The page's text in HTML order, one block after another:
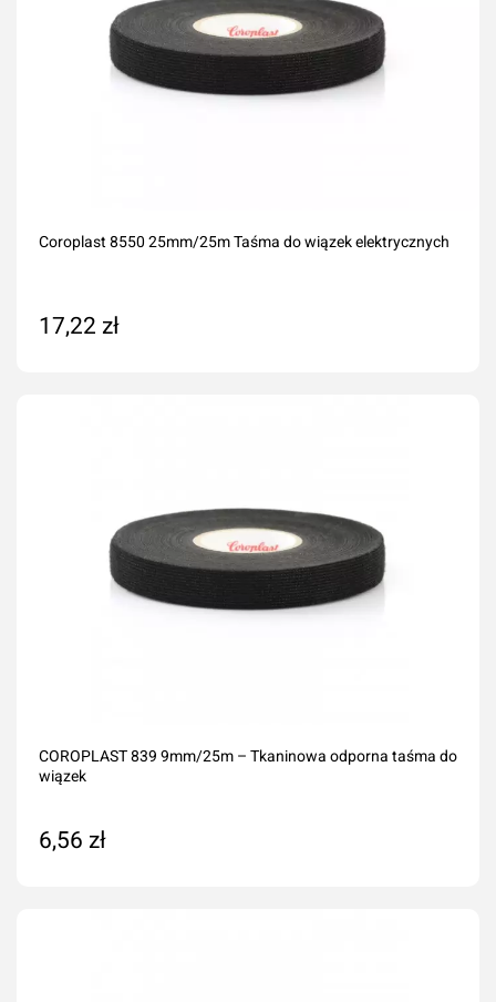
Coroplast 8550 25mm/25m Taśma do wiązek elektrycznych
17,22 zł
COROPLAST 839 9mm/25m – Tkaninowa odporna taśma do
wiązek
6,56 zł